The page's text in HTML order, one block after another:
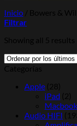
Inicio / Bowers &
Filtrar
Showing all 5 results
Categorías
Apple (28)
iPad (2)
Macbook
Audio HIFI